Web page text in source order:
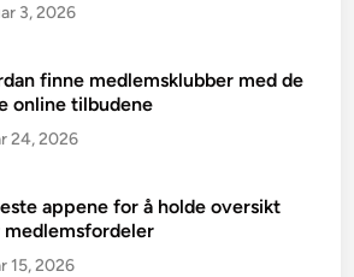
3, 2026
finne medlemsklubber med de
online tilbudene
24, 2026
appene for å holde oversikt
medlemsfordeler
15, 2026